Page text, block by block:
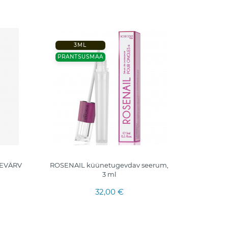
3ML
PRANTSUSMAA
ROSENAIL küünetugevdav seerum,
3 ml
32,00 €